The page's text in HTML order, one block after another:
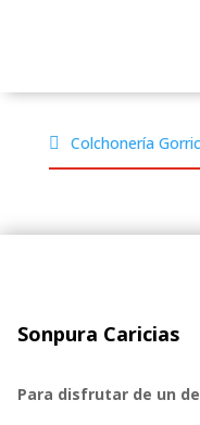
Colchonería
Sonpura Caricias
Para disfrutar de un